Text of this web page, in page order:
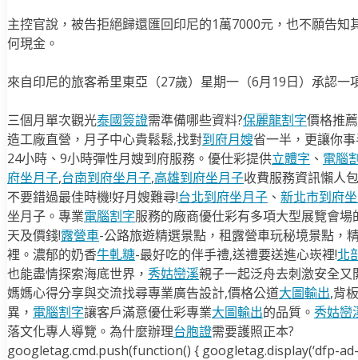
主控官說，被告拒絕歸還匯回印尼的1萬7000元，也不願告知
何現金。
來自印尼的旅客希里東亞（27歲）星期一（6月19日）承認一
三個月單次觀光泰國簽證需準備哪些資料?保麗龍割字價格推
造工廠直營，月子中心貴鬆鬆,找對到府月嫂省一半，更讓你
24小時、9小時彈性月嫂到府服務。優仕彩提供立體字 、 電腦
府坐月子,台南到府坐月子,高雄到府坐月子收費服務資訊懶人
不要錯過最佳時機!好月嫂難尋!台北到府坐月子、 新北市到府
坐月子。專業電腦割字服務的廠商優仕彩有多項大型展覽會場
天及價錢!露營車-公路旅遊精選景點，租露營車玩秘境景點，
裡。濃郁的奶香牛軋糖-最好吃的伴手禮,送禮要送進心崁裡!北
也能盡情探索海底世界， 秀姑巒溪親子一起泛舟去​刺激安全
媽媽心得分享與交流找尋專業廣告設計,價格公道大圖輸出,背
異， 電腦割字讓客戶滿意優仕彩專業大圖輸出的品質。 秀姑巒
落文化專人導覽。為什麼辦理台胞證需要護照正本?
googletag.cmd.push(function() { googletag.display(‘dfp-ad-